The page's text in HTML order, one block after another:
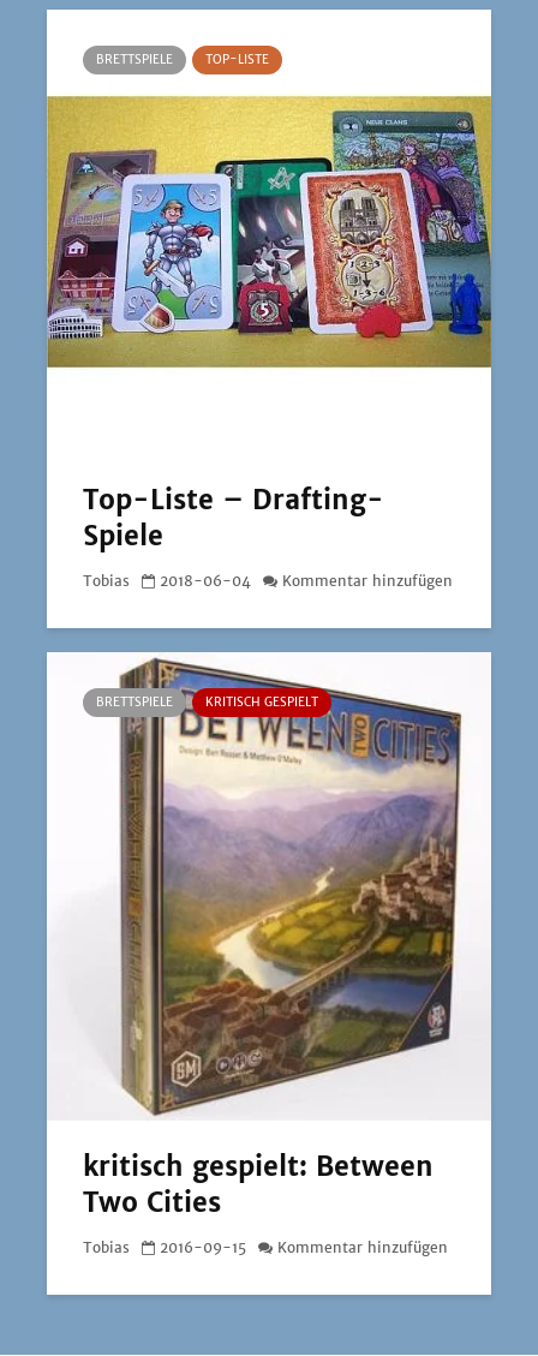
BRETTSPIELE TOP-LISTE
Top-Liste – Drafting-
Spiele
Tobias 2018-06-04 Kommentar hinzufügen
BRETTSPIELE KRITISCH GESPIELT
kritisch gespielt: Between
Two Cities
Tobias 2016-09-15 Kommentar hinzufügen